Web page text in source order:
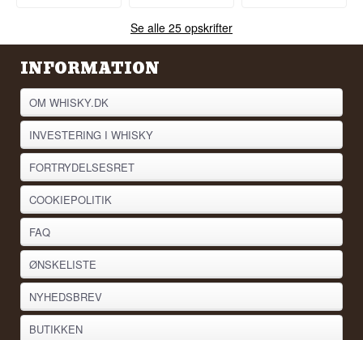
Se alle 25 opskrifter
INFORMATION
OM WHISKY.DK
INVESTERING I WHISKY
FORTRYDELSESRET
COOKIEPOLITIK
FAQ
ØNSKELISTE
NYHEDSBREV
BUTIKKEN